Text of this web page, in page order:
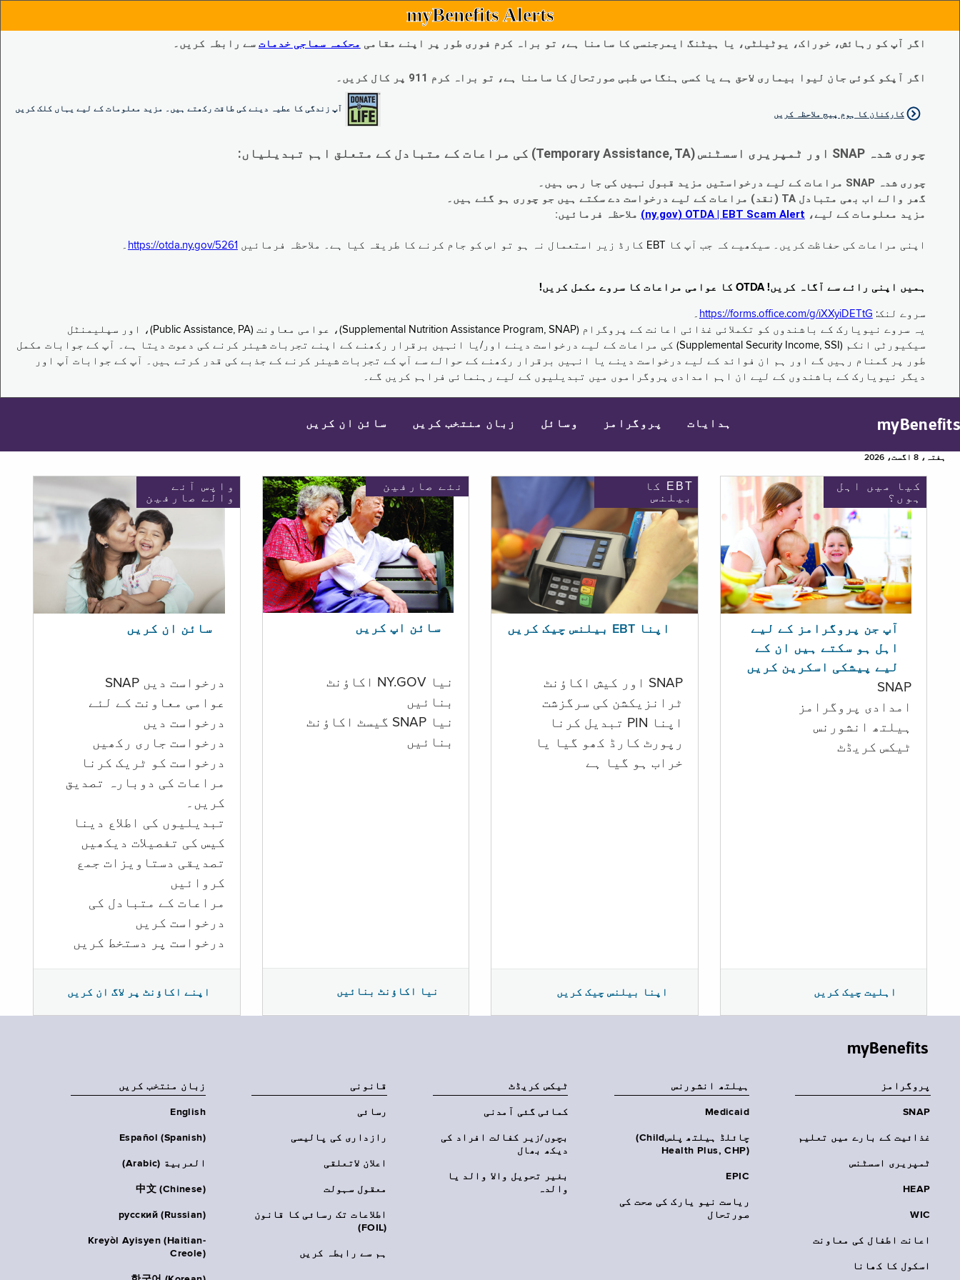
myBenefits Alerts
اگر آپ کو رہائش، خوراک، یوٹیلٹی، یا ہیٹنگ ایمرجنسی کا سامنا ہے، تو براہ کرم فوری طور پر اپنے مقامی محکمہ سماجی خدمات سے رابطہ کریں۔
اگر آپکو کوئی جان لیوا بیماری لاحق ہے یا کسی ہنگامی طبی صورتحال کا سامنا ہے، تو براہ کرم 911 پر کال کریں۔
آپ زندگی کا عطیہ دینے کی طاقت رکھتے ہیں۔ مزید معلومات کے لیے یہاں کلک کریں
کارکنان کا ہوم پیج ملاحظہ کریں
چوری شدہ SNAP اور ٹمپریری اسسٹنس (Temporary Assistance, TA) کی مراعات کے متبادل کے متعلق اہم تبدیلیاں:
چوری شدہ SNAP مراعات کے لیے درخواستیں مزید قبول نہیں کی جا رہی ہیں۔
گھر والے اب بھی متبادل TA (نقد) مراعات کے لیے درخواست دے سکتے ہیں جو چوری ہو گئے ہیں۔
مزید معلومات کے لیے، EBT Scam Alert ‏| OTDA ‏(ny.gov) ملاحظہ فرمائیں:
اپنی مراعات کی حفاظت کریں۔ سیکھیے کہ جب آپ کا EBT کارڈ زیر استعمال نہ ہو تو اس کو جام کرنے کا طریقہ کیا ہے۔ ملاحظہ فرمائیں https://otda.ny.gov/5261 ۔
ہمیں اپنی رائے سے آگاہ کریں! OTDA کا عوامی مراعات کا سروے مکمل کریں!
سروے لنک: https://forms.office.com/g/iXXyiDETtG ۔
یہ سروے نیویارک کے باشندوں کو تکملائی غذائی اعانت کے پروگرام (Supplemental Nutrition Assistance Program, SNAP)، عوامی معاونت (Public Assistance, PA)، اور سپلیمنٹل
سیکیورٹی انکم (Supplemental Security Income, SSI) کی مراعات کے لیے درخواست دینے اور/یا انہیں برقرار رکھنے کے اپنے تجربات شیئر کرنے کی دعوت دیتا ہے۔ آپ کے جوابات مکمل
طور پر گمنام رہیں گے اور ہم ان فوائد کے لیے درخواست دینے یا انہیں برقرار رکھنے کے حوالے سے آپ کے تجربات شیئر کرنے کے جذبے کی قدر کرتے ہیں۔ آپ کے جوابات آپ اور
دیگر نیویارک کے باشندوں کے لیے ان اہم امدادی پروگراموں میں تبدیلیوں کے لیے رہنمائی فراہم کریں گے۔
myBenefits ہدایات پروگرامز وسائل زبان منتخب کریں سائن ان کریں
ہفتہ، 8 اگست، 2026
واپس آنے
والے صارفین
سائن ان کریں
درخواست دیں SNAP
عوامی معاونت کے لئے
درخواست دیں
درخواست جاری رکھیں
درخواست کو ٹریک کرنا
مراعات کی دوبارہ تصدیق
کریں۔
تبدیلیوں کی اطلاع دینا
کیس کی تفصیلات دیکھیں
تصدیقی دستاویزات جمع
کروائیں
مراعات کے متبادل کی
درخواست کریں
درخواست پر دستخط کریں
اپنے اکاؤنٹ پر لاگ ان کریں
نئے صارفین
سائن اپ کریں
نیا NY.GOV اکاؤنٹ
بنائیں
نیا SNAP گیسٹ اکاؤنٹ
بنائیں
نیا اکاؤنٹ بنائیں
EBT کا
بیلنس
اپنا EBT بیلنس چیک کریں
SNAP اور کیش اکاؤنٹ
ٹرانزیکشن کی سرگزشت
اپنا PIN تبدیل کرنا
رپورٹ کارڈ کھو گیا یا
خراب ہو گيا ہے
اپنا بیلنس چیک کریں
کیا میں اہل
ہوں؟
آپ جن پروگرامز کے لیے
اہل ہو سکتے ہیں ان کے
لیے پیشکی اسکرین کریں
SNAP
امدادی پروگرامز
‏ہیلتھ انشورنس
ٹیکس کریڈٹ
اہلیت چیک کریں
myBenefits
پروگرامز
SNAP
غذائیت کے بارے میں تعلیم
ٹمپریری اسسٹنس
HEAP
WIC
اعانت اطفال کی معاونت
اسکول کا کھانا
‏ہیلتھ انشورنس
Medicaid
چائلڈ ہیلتھ پلس‎(Child
Health Plus, CHP)‎
EPIC
ریاست نیو یارک کی صحت کی
صورتحال
ٹیکس کریڈٹ
کمائی گئی آمدنی
بچوں/زیر کفالت افراد کی
دیکھ بھال
بغیر تحویل والا والد یا
والدہ
قانونی
رسائی
رازداری کی پالیسی
اعلان لاتعلقی
معقول سہولت
اطلاعات تک رسائی کا قانون
(FOIL)
ہم سے رابطہ کریں
زبان منتخب کریں
English
Español (Spanish)
العربية (Arabic)
中文 (Chinese)
русский (Russian)
Kreyòl Ayisyen (Haitian-
Creole)